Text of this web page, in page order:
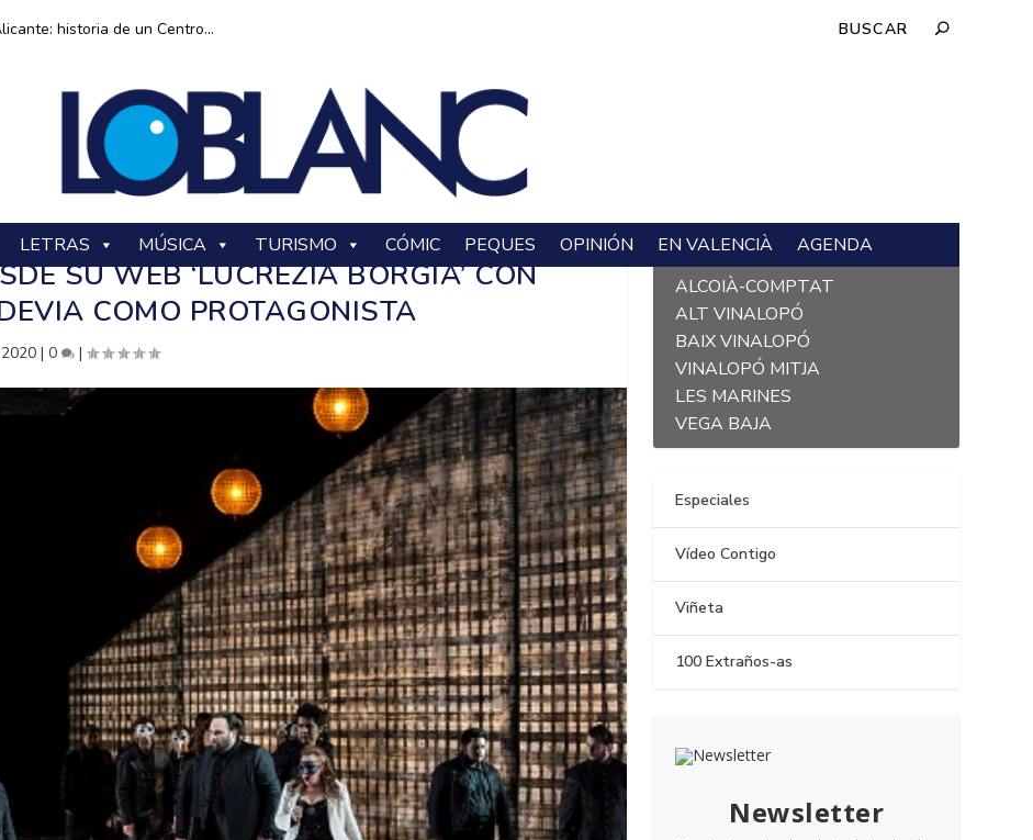
historia de un Centro...
LETRAS MÚSICA TURISMO CÓMIC PEQUES OPINIÓN EN VALENCIÀ AGENDA
SU WEB ‘LUCREZIA BORGIA’ CON
COMO PROTAGONISTA
|0 |
L´ALACANTÍ
ALCOIÀ-COMPTAT
ALT VINALOPÓ
BAIX VINALOPÓ
VINALOPÓ MITJA
LES MARINES
VEGA BAJA
Especiales
Vídeo Contigo
Viñeta
100 Extraños-as
Newsletter